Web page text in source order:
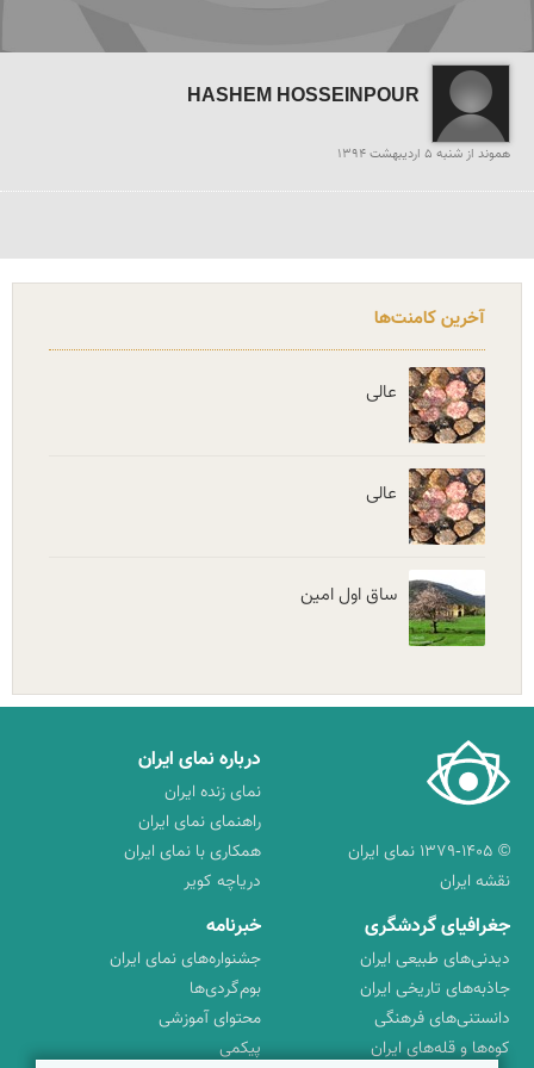
HASHEM HOSSEINPOUR
هموند از شنبه 5 ارديبهشت 1394
آخرین کامنت‌ها
عالی
عالی
ساق اول امین
© ۱۳۷۹-۱۴۰۵ نمای ایران
نقشه ایران
درباره نمای ایران
نمای زنده ایران
راهنمای نمای ایران
همکاری با نمای ایران
دریاچه کویر
جغرافیای گردشگری
دیدنی‌های طبیعی ایران
جاذبه‌های تاریخی ایران
دانستنی‌های فرهنگی
کوه‌ها و قله‌های ایران
خبرنامه
جشنواره‌های نمای ایران
بوم‌گردی‌ها
محتوای آموزشی
پیکمی